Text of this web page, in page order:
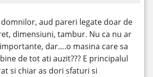
aud pareri legate doar de
dimensiuni, tambur. Nu ca nu ar
dar….o masina care sa
de tot ati auzit??? E principalul
si chiar as dori sfaturi si